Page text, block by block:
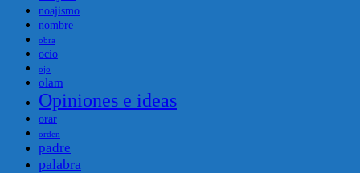
noajismo
nombre
obra
ocio
ojo
olam
Opiniones e ideas
orar
orden
padre
palabra